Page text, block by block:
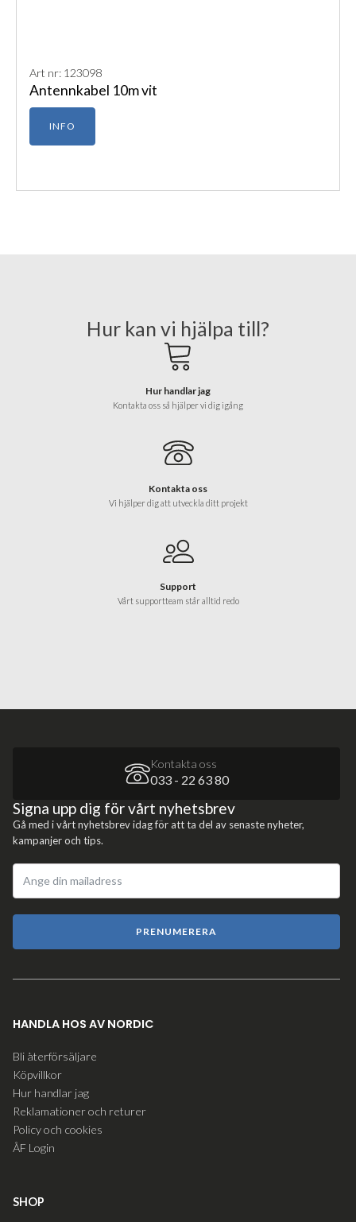
Art nr: 123098
Antennkabel 10m vit
INFO
Hur kan vi hjälpa till?
Hur handlar jag
Kontakta oss så hjälper vi dig igång
Kontakta oss
Vi hjälper dig att utveckla ditt projekt
Support
Vårt supportteam står alltid redo
Kontakta oss
033 - 22 63 80
Signa upp dig för vårt nyhetsbrev
Gå med i vårt nyhetsbrev idag för att ta del av senaste nyheter,
kampanjer och tips.
PRENUMERERA
HANDLA HOS AV NORDIC
Bli återförsäljare
Köpvillkor
Hur handlar jag
Reklamationer och returer
Policy och cookies
ÅF Login
SHOP